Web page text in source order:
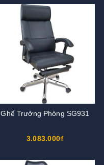
Ghế Trưởng Phòng SG931
3.083.000₫